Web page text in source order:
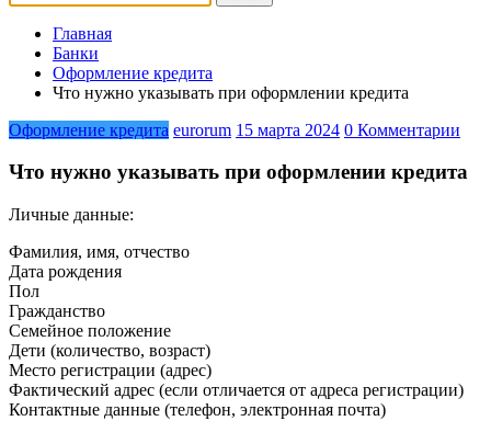
Главная
Банки
Оформление кредита
Что нужно указывать при оформлении кредита
Оформление кредита eurorum 15 марта 2024 0 Комментарии
Что нужно указывать при оформлении кредита
Личные данные:
Фамилия, имя, отчество
Дата рождения
Пол
Гражданство
Семейное положение
Дети (количество, возраст)
Место регистрации (адрес)
Фактический адрес (если отличается от адреса регистрации)
Контактные данные (телефон, электронная почта)